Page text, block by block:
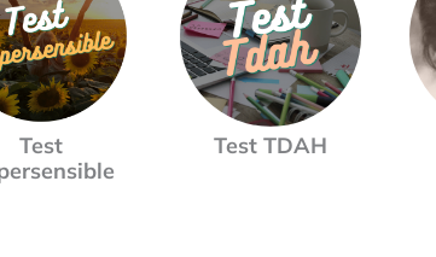
Test
Test TDAH